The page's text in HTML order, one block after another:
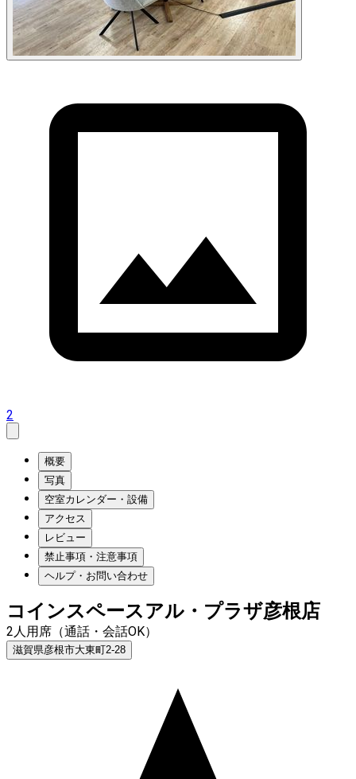
2
概要
写真
空室カレンダー・設備
アクセス
レビュー
禁止事項・注意事項
ヘルプ・お問い合わせ
コインスペースアル・プラザ彦根店
2人用席（通話・会話OK）
滋賀県彦根市大東町2-28